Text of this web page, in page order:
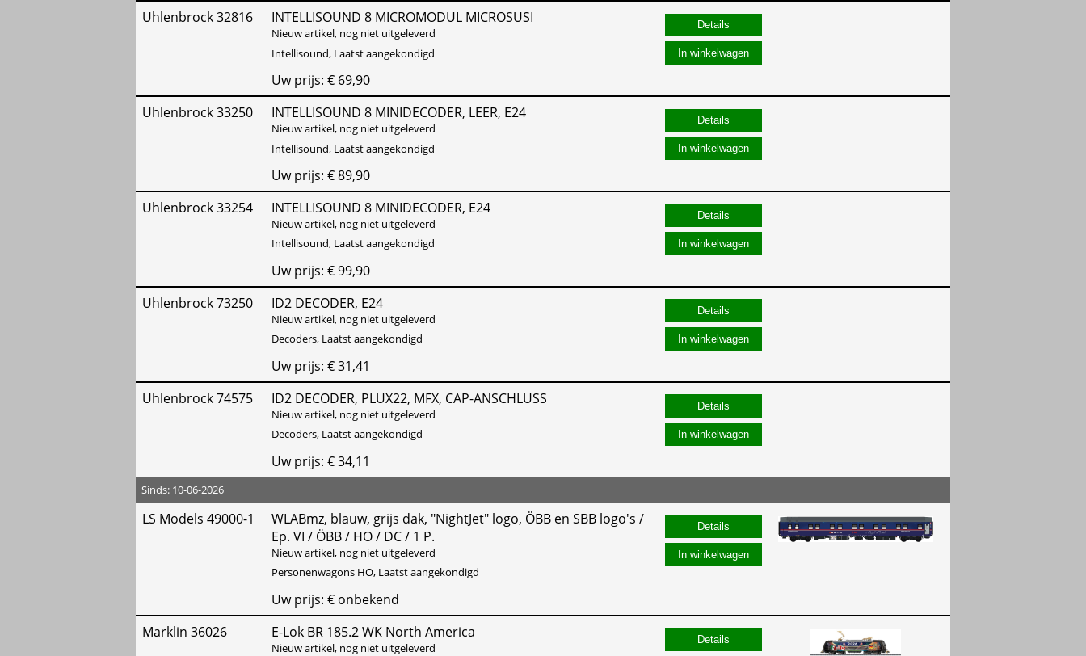
Uhlenbrock 32816 INTELLISOUND 8 MICROMODUL MICROSUSI
Nieuw artikel, nog niet uitgeleverd
Intellisound, Laatst aangekondigd
Uw prijs: € 69,90
In winkelwagen
Uhlenbrock 33250 INTELLISOUND 8 MINIDECODER, LEER, E24
Nieuw artikel, nog niet uitgeleverd
Intellisound, Laatst aangekondigd
Uw prijs: € 89,90
In winkelwagen
Uhlenbrock 33254 INTELLISOUND 8 MINIDECODER, E24
Nieuw artikel, nog niet uitgeleverd
Intellisound, Laatst aangekondigd
Uw prijs: € 99,90
In winkelwagen
Uhlenbrock 73250 ID2 DECODER, E24
Nieuw artikel, nog niet uitgeleverd
Decoders, Laatst aangekondigd
Uw prijs: € 31,41
In winkelwagen
Uhlenbrock 74575 ID2 DECODER, PLUX22, MFX, CAP-ANSCHLUSS
Nieuw artikel, nog niet uitgeleverd
Decoders, Laatst aangekondigd
Uw prijs: € 34,11
In winkelwagen
Sinds: 10-06-2026
LS Models 49000-1
WLABmz, blauw, grijs dak, "NightJet" logo, ÖBB en SBB logo's /
Ep. VI / ÖBB / HO / DC / 1 P.
Nieuw artikel, nog niet uitgeleverd
Personenwagons HO, Laatst aangekondigd
Uw prijs: € onbekend
In winkelwagen
Marklin 36026 E-Lok BR 185.2 WK North America
Nieuw artikel, nog niet uitgeleverd